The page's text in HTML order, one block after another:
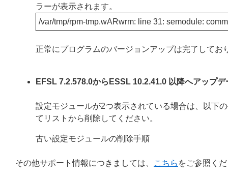
ラーが表示されます。
/var/tmp/rpm-tmp.wARwrm: line 31: semodule:
正常にプログラムのバージョンアップは完了して
EFSL 7.2.578.0からESSL 10.2.41.0 以降へアップ
設定モジュールが2つ表示されている場合は、以下
てリストから削除してください。
古い設定モジュールの削除手順
その他サポート情報につきましては、 こちら をご参照く